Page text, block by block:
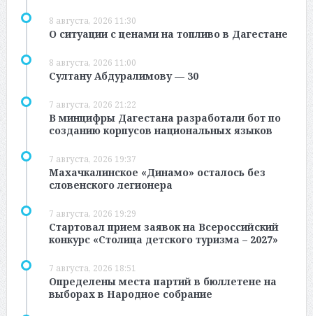
8 августа, 2026 11:30
О ситуации с ценами на топливо в Дагестане
8 августа, 2026 11:00
Султану Абдуралимову — 30
7 августа, 2026 21:22
В минцифры Дагестана разработали бот по
созданию корпусов национальных языков
7 августа, 2026 19:37
Махачкалинское «Динамо» осталось без
словенского легионера
7 августа, 2026 19:29
Стартовал прием заявок на Всероссийский
конкурс «Столица детского туризма – 2027»
7 августа, 2026 18:51
Определены места партий в бюллетене на
выборах в Народное собрание